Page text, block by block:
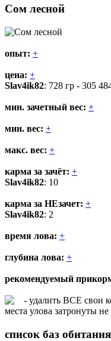
Сом лесной
опыт: +
цена: +
Slav4ik82: 728 гр - 305
мин. зачетный вес: +
мин. вес: +
макс. вес: +
карма за зачёт: +
Slav4ik82: 10
карма за НЕзачет: +
Slav4ik82: 2
время лова: +
глубина лова: +
рекомендуемый
- удалить ВСЕ свои
места улова затронуты не
список баз